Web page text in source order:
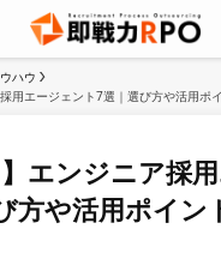
ハウ
用エージェント7選｜選び方や活用ポ
】エンジニア採
方や活用ポイン